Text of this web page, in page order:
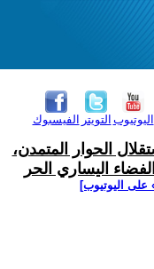
الفيسبوك التويتر اليوتيوب
الحوار المتمدن،
اليساري الحر
على اليوتيوب]